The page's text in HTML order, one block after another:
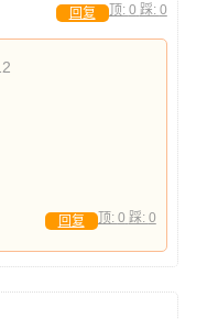
顶: 0 踩: 0
回复
顶: 0 踩: 0
回复